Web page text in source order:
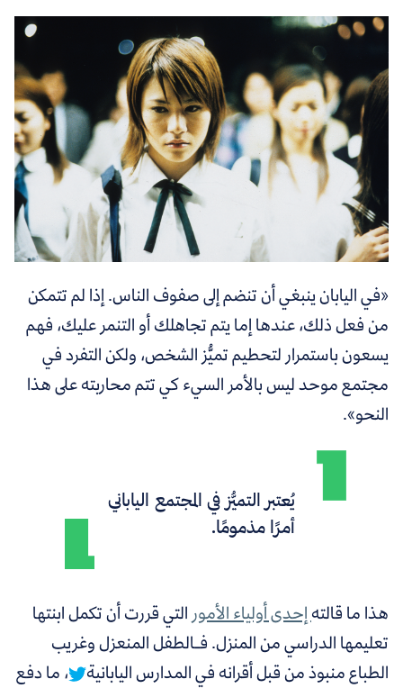
«في اليابان ينبغي أن تنضم إلى صفوف الناس. إذا لم تتمكن
من فعل ذلك، عندها إما يتم تجاهلك أو التنمر عليك، فهم
يسعون باستمرار لتحطيم تميُّز الشخص، ولكن التفرد في
مجتمع موحد ليس بالأمر السيء كي تتم محاربته على هذا
النحو».
يُعتبر التميُّز في المجتمع الياباني
أمرًا مذمومًا.
هذا ما قالتهإحدى أولياء الأمورالتي قررت أن تكمل ابنتها
تعليمها الدراسي من المنزل. فـالطفل المنعزل وغريب
الطباع منبوذ من قبل أقرانه في المدارس اليابانية
، ما دفع